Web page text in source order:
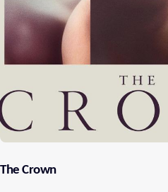
The Crown